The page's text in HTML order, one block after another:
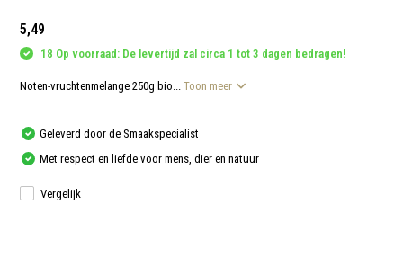
5,49
18 Op voorraad: De levertijd zal circa 1 tot 3 dagen bedragen!
Noten-vruchtenmelange 250g bio...Toon meer
Geleverd door de Smaakspecialist
Met respect en liefde voor mens, dier en natuur
Vergelijk